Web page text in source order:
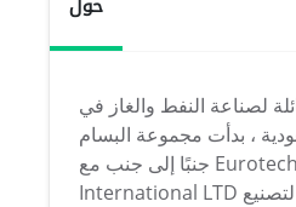
لصناعة النفط والغاز في
، بدأت مجموعة البسام
جنبًا إلى جنب مع Eurotechnology
International LTD منشأة تصنيع صغيرة لتصنيع